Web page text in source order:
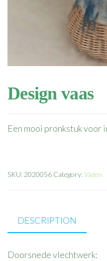
Design vaas
Een mooi pronkstuk voor
SKU: 2020056 Category:Vazen
DESCRIPTION
Doorsnede